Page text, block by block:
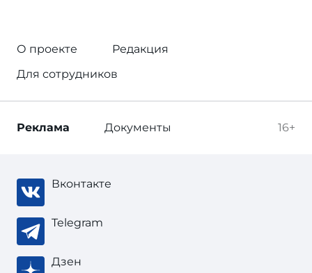
О проекте
Редакция
Для сотрудников
16+
Реклама Документы
Вконтакте
Telegram
Дзен